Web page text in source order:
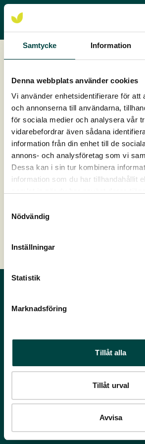
Samtycke Information
Denna webbplats använder cookies
Vi använder enhetsidentifierare för att
och annonserna till användarna,
för sociala medier och analysera vår
vidarebefordrar även sådana
information från din enhet till de
annons- och analysföretag som vi
Dessa kan i sin tur kombinera
information som du har tillhandahållit
Nödvändig
Inställningar
Statistik
Marknadsföring
Tillåt alla
Tillåt urval
Avvisa
Grönatak
0472-363 00